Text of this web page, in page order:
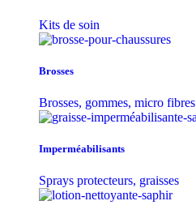
Kits de soin
Brosses
Brosses, gommes, micro fibres
Imperméabilisants
Sprays protecteurs, graisses